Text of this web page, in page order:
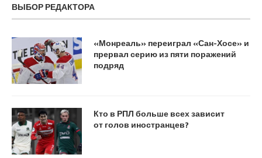
ВЫБОР РЕДАКТОРА
«Монреаль» переиграл «Сан-Хосе» и
прервал серию из пяти поражений
подряд
Кто в РПЛ больше всех зависит
от голов иностранцев?